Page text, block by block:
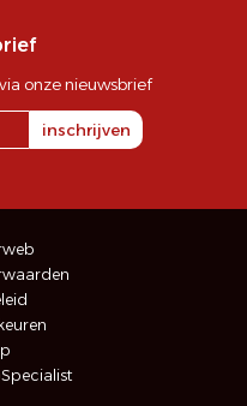
onze nieuwsbrief
inschrijven